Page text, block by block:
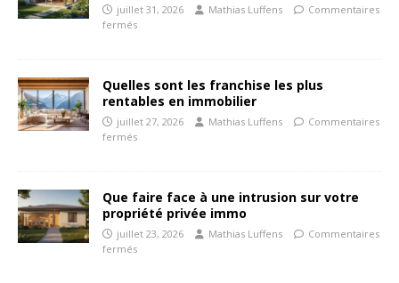
juillet 31, 2026 Mathias Luffens
Commentaires
fermés
Quelles sont les franchise les plus
rentables en immobilier
juillet 27, 2026 Mathias Luffens
Commentaires
fermés
Que faire face à une intrusion sur votre
propriété privée immo
juillet 23, 2026 Mathias Luffens
Commentaires
fermés